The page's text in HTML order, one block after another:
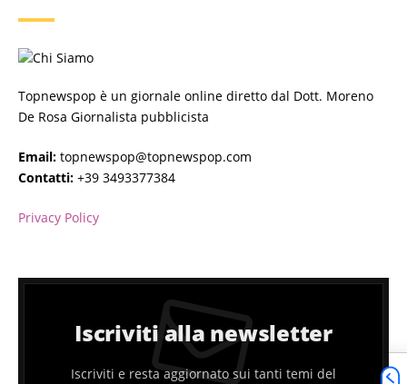
Topnewspop è un giornale online diretto dal Dott. Moreno
De Rosa Giornalista pubblicista
Email: topnewspop@topnewspop.com
Contatti: +39 3493377384
Privacy Policy
Iscriviti alla newsletter
Iscriviti e resta aggiornato sui tanti temi del